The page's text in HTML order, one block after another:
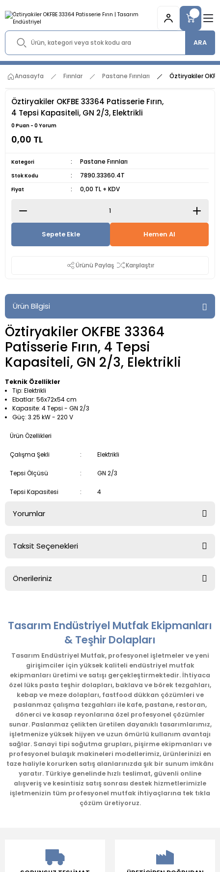
ARA
Anasayfa Fırınlar Pastane Fırınları Öztiryakiler
Öztiryakiler OKFBE 33364 Patisserie Fırın,
4 Tepsi Kapasiteli, GN 2/3, Elektrikli
0 Puan - 0 Yorum
0,00 TL
Kategori Pastane Fırınları
Stok Kodu 7890.33360.4T
Fiyat 0,00 TL + KDV
Sepete Ekle Hemen Al
Ürünü Paylaş Karşılaştır
Ürün Bilgisi
Öztiryakiler OKFBE 33364
Patisserie Fırın, 4 Tepsi
Kapasiteli, GN 2/3, Elektrikli
Teknik Özellikler
Tip: Elektrikli
Ebatlar: 56x72x54 cm
Kapasite: 4 Tepsi - GN 2/3
Güç: 3.25 kW - 220 V
Ürün Özellikleri
Çalışma Şekli : Elektrikli
Tepsi Ölçüsü : GN 2/3
Tepsi Kapasitesi : 4
Yorumlar
Taksit Seçenekleri
Önerileriniz
kullanarak tarafımıza iletebilirsiniz.
Görüş ve önerileriniz için teşekkür ederiz.
Ürün resmi kalitesiz, bozuk veya görüntülenemiyor.
Ürün açıklamasında eksik bilgiler bulunuyor.
Ürün bilgilerinde hatalar bulunuyor.
Ürün fiyatı diğer sitelerden daha pahalı.
Bu ürüne benzer farklı alternatifler olmalı.
Gönder
Tasarım Endüstriyel Mutfak Ekipmanları
& Teşhir Dolapları
Tasarım Endüstriyel Mutfak, profesyonel işletmeler ve yeni
girişimciler için yüksek kaliteli endüstriyel mutfak
ekipmanları üretimi ve satışı gerçekleştirmektedir. İhtiyaca
özel lüks pasta teşhir dolapları, baklava ve börek tezgahları,
kebap ve meze dolapları, fastfood dükkan çözümleri ve
paslanmaz çalışma tezgahları ile kafe, pastane, restoran,
dönerci ve kasap reyonlarına özel profesyonel çözümler
sunar. Paslanmaz çelikten üretilen dayanıklı tasarımlarımız,
işletmenize yüksek hijyen ve uzun ömürlü kullanım avantajı
sağlar. Sanayi tipi soğutma grupları, pişirme ekipmanları ve
profesyonel bulaşık makineleri modellerimiz, ürünlerinizi en
taze haliyle korurken satış alanlarınızda şık bir sunum imkânı
yaratır. Türkiye genelinde hızlı teslimat, güvenli online
alışveriş ve kesintisiz satış sonrası destek hizmetlerimizle
işletmenizin tüm profesyonel mutfak ihtiyaçlarına tek tıkla
çözüm üretiyoruz.